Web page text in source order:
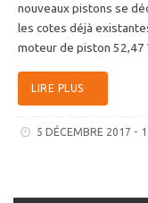
nouveaux pistons se
les cotes déjà
moteur de piston
LIRE PLUS
5 DÉCEMBRE 2017 -